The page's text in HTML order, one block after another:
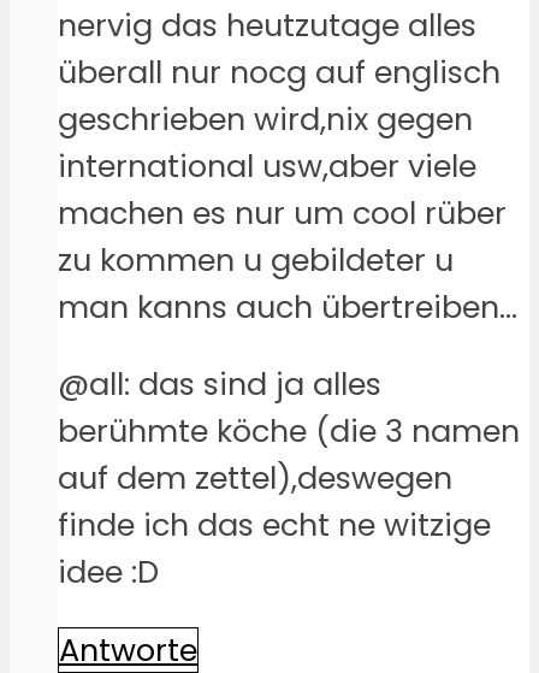
nervig das heutzutage alles
überall nur nocg auf englisch
geschrieben wird,nix gegen
international usw,aber viele
machen es nur um cool rüber
zu kommen u gebildeter u
man kanns auch übertreiben…
@all: das sind ja alles
berühmte köche (die 3 namen
auf dem zettel),deswegen
finde ich das echt ne witzige
idee :D
Antworte